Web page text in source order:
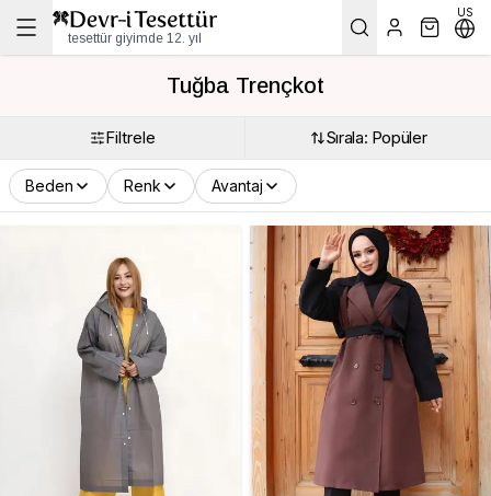
tesettür giyimde 12. yıl
US
Tuğba Trençkot
Filtrele Sırala: Popüler
Beden Renk Avantaj